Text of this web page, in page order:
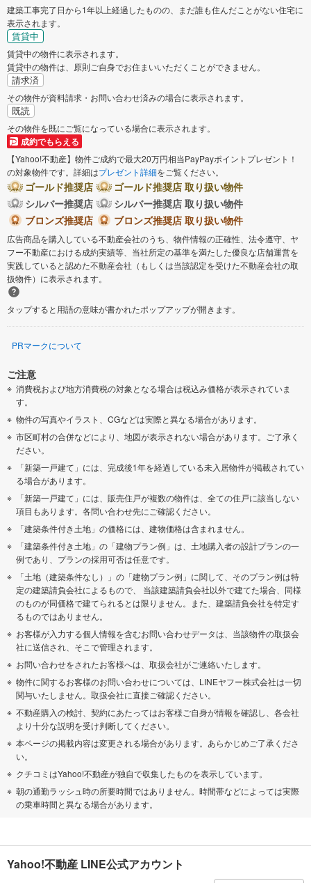
建築工事完了日から1年以上経過したものの、まだ誰も住んだことがない住宅に
表示されます。
賃貸中
賃貸中の物件に表示されます。
賃貸中の物件は、原則ご自身でお住まいいただくことができません。
請求済
その物件が資料請求・お問い合わせ済みの場合に表示されます。
既読
その物件を既にご覧になっている場合に表示されます。
成約でもらえる
【Yahoo!不動産】物件ご成約で最大20万円相当PayPayポイントプレゼント！
の対象物件です。詳細はプレゼント詳細をご覧ください。
ゴールド推奨店
ゴールド推奨店 取り扱い物件
シルバー推奨店
シルバー推奨店 取り扱い物件
ブロンズ推奨店
ブロンズ推奨店 取り扱い物件
広告商品を購入している不動産会社のうち、物件情報の正確性、法令遵守、ヤ
フー不動産における成約実績等、当社所定の基準を満たした優良な店舗運営を
実践していると認めた不動産会社（もしくは当該認定を受けた不動産会社の取
扱物件）に表示されます。
タップすると用語の意味が書かれたポップアップが開きます。
PRマークについて
ご注意
消費税および地方消費税の対象となる場合は税込み価格が表示されていま
す。
物件の写真やイラスト、CGなどは実際と異なる場合があります。
市区町村の合併などにより、地図が表示されない場合があります。ご了承く
ださい。
「新築一戸建て」には、完成後1年を経過している未入居物件が掲載されてい
る場合があります。
「新築一戸建て」には、販売住戸が複数の物件は、全ての住戸に該当しない
項目もあります。各問い合わせ先にご確認ください。
「建築条件付き土地」の価格には、建物価格は含まれません。
「建築条件付き土地」の「建物プラン例」は、土地購入者の設計プランの一
例であり、プランの採用可否は任意です。
「土地（建築条件なし）」の「建物プラン例」に関して、そのプラン例は特
定の建築請負会社によるもので、 当該建築請負会社以外で建てた場合、同様
のものが同価格で建てられるとは限りません。また、建築請負会社を特定す
るものではありません。
お客様が入力する個人情報を含むお問い合わせデータは、当該物件の取扱会
社に送信され、そこで管理されます。
お問い合わせをされたお客様へは、取扱会社がご連絡いたします。
物件に関するお客様のお問い合わせについては、LINEヤフー株式会社は一切
関与いたしません。取扱会社に直接ご確認ください。
不動産購入の検討、契約にあたってはお客様ご自身が情報を確認し、各会社
より十分な説明を受け判断してください。
本ページの掲載内容は変更される場合があります。あらかじめご了承くださ
い。
クチコミはYahoo!不動産が独自で収集したものを表示しています。
朝の通勤ラッシュ時の所要時間ではありません。時間帯などによっては実際
の乗車時間と異なる場合があります。
Yahoo!不動産 LINE公式アカウント